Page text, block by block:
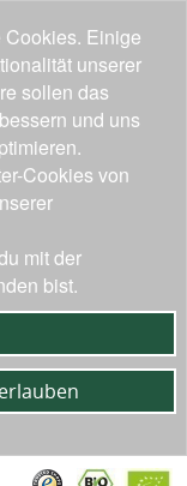
Einige
unserer
sollen das
und uns
Cookies von
mit der
bist.